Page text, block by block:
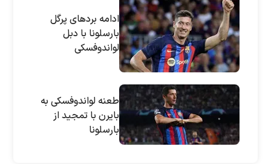
ادامه برد‌های پرگل
بارسلونا با دبل
لواندوفسکی
طعنه لواندوفسکی به
بایرن با تمجید از
بارسلونا